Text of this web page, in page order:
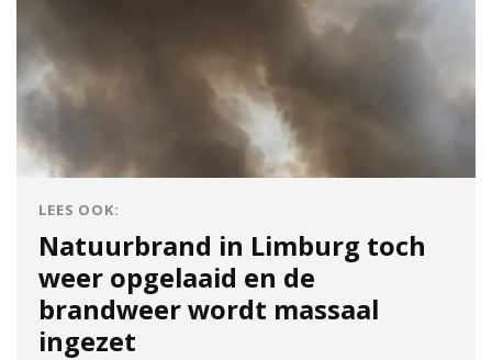
LEES OOK:
Natuurbrand in Limburg toch
weer opgelaaid en de
brandweer wordt massaal
ingezet